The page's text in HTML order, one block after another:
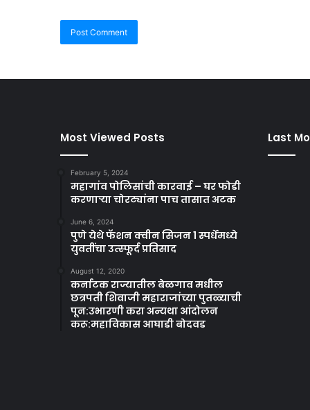
Most Viewed Posts
February 5, 2024
महागांव पोलिसांची कारवाई – घर फोडी
करणाऱ्या चोरट्यांना पाच तासात अटक
June 6, 2024
पुणे येथे फॅशन क्वीन सिजन 1 स्पर्धेमध्ये
युवतींचा उत्स्फूर्द प्रतिसाद
August 12, 2020
कर्नाटक राज्यातील बेळगाव मधील
छत्रपती शिवाजी महाराजांच्या पुतळ्याची
पून:उभारणी करा अन्यथा आंदोलन
करू:महाविकास आघाडी बोदवड
Last